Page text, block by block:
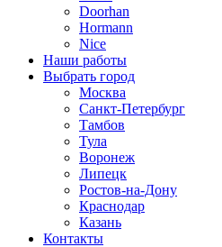
Doorhan
Hormann
Nice
Наши работы
Выбрать город
Москва
Санкт-Петербург
Тамбов
Тула
Воронеж
Липецк
Ростов-на-Дону
Краснодар
Казань
Контакты